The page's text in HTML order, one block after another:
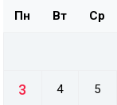
Пн Вт Ср
3 4 5